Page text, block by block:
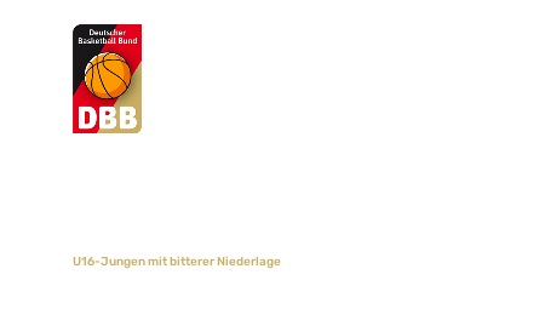
Suchvorschläge
U16-Jungen mit bitterer Niederlage